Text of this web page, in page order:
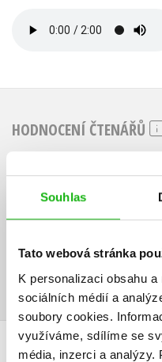
Souhlas
Tato webová stránka
K personalizaci obsahu
sociálních médií a
soubory cookies.
využíváme, sdílíme se
média, inzerci a analýzy.
HODNOCENÍ ČTENÁŘŮ
Vaše hodnocení
Přihlásit